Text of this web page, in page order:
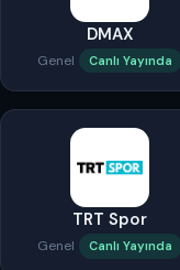
DMAX
Genel Canlı Yayında
TRT Spor
Genel Canlı Yayında